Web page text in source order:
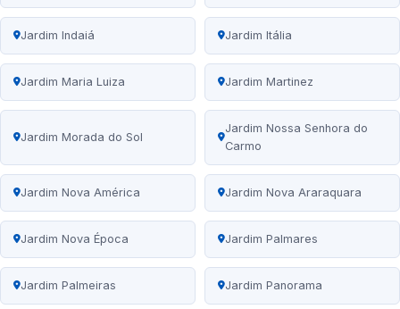
Jardim Indaiá Jardim Itália
Jardim Maria Luiza Jardim Martinez
Jardim Morada do Sol
Jardim Nossa Senhora do
Carmo
Jardim Nova América Jardim Nova Araraquara
Jardim Nova Época Jardim Palmares
Jardim Palmeiras Jardim Panorama